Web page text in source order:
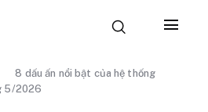
8 dấu ấn nổi bật của hệ thống
5/2026